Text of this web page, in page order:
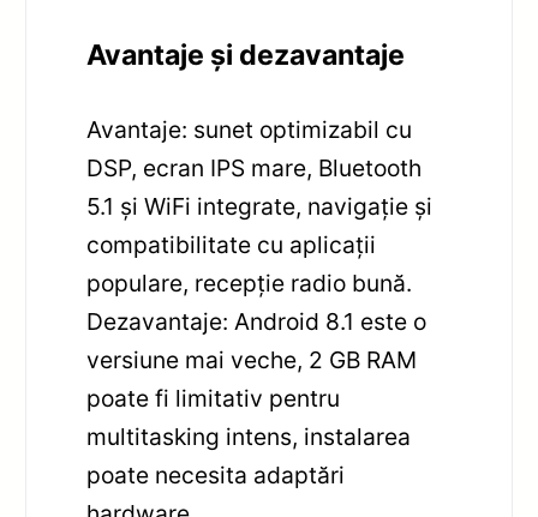
Avantaje și dezavantaje
Avantaje: sunet optimizabil cu
DSP, ecran IPS mare, Bluetooth
5.1 și WiFi integrate, navigație și
compatibilitate cu aplicații
populare, recepție radio bună.
Dezavantaje: Android 8.1 este o
versiune mai veche, 2 GB RAM
poate fi limitativ pentru
multitasking intens, instalarea
poate necesita adaptări